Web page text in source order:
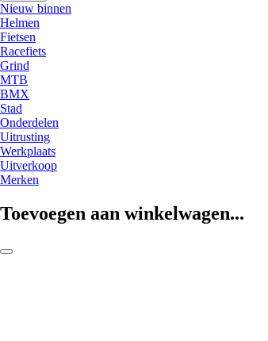
Nieuw binnen
Helmen
Fietsen
Racefiets
Grind
MTB
BMX
Stad
Onderdelen
Uitrusting
Werkplaats
Uitverkoop
Merken
Toevoegen aan winkelwagen...